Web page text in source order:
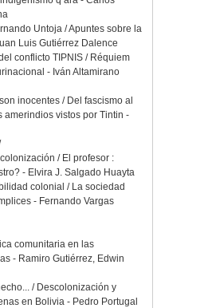
Untoja / Apuntes sobre la
Luis Gutiérrez Dalence
conflicto TIPNIS / Réquiem
- Iván Altamirano
inocentes / Del fascismo al
amerindios vistos por Tintin -
/ El profesor :
- Elvira J. Salgado Huayta
colonial / La sociedad
- Fernando Vargas
comunitaria en las
- Ramiro Gutiérrez, Edwin
/ Descolonización y
en Bolivia - Pedro Portugal